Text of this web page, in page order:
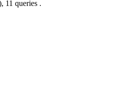
11 queries .